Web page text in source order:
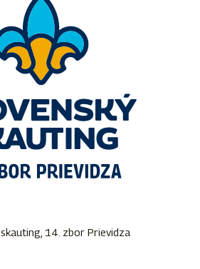
14. zbor Prievidza